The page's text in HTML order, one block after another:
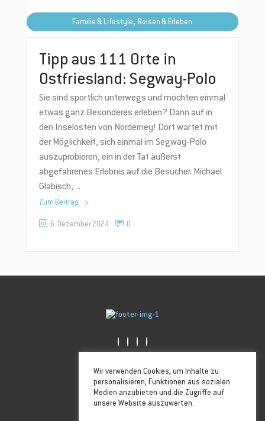
Familie & Lifestyle, Reisen & Erleben
Tipp aus 111 Orte in
Ostfriesland: Segway-Polo
Sie sind sportlich unterwegs und möchten einmal
etwas ganz Besonderes erleben? Dann auf in
den Inselosten von Norderney! Dort wartet mit
der Möglichkeit, sich einmal im Segway-Polo
auszuprobieren, ein in der Tat äußerst
abgefahrenes Erlebnis auf die Besucher. Michael
Glabisch,
Zum Beitrag
6. Dezember 2024 0
Golfstrasse 6, 26506 Norden
04931-1732855
info@ostfrieslandcard.com
Folge uns
Wir verwenden Cookies, um Inhalte zu
personalisieren, Funktionen aus sozialen
Medien anzubieten und die Zugriffe auf
unsere Website auszuwerten.